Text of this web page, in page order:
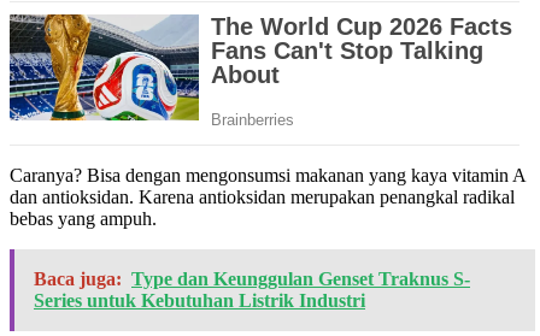
Caranya? Bisa dengan mengonsumsi makanan yang kaya vitamin A
dan antioksidan. Karena antioksidan merupakan penangkal radikal
bebas yang ampuh.
Baca juga: Type dan Keunggulan Genset Traknus S-
Series untuk Kebutuhan Listrik Industri